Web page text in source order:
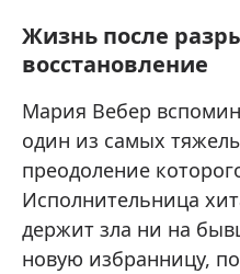
Жизнь после
восстановление
Мария Вебер
один из самых
преодоление
Исполнительница
держит зла ни на
новую избранницу,